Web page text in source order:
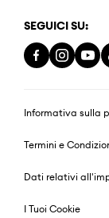
SEGUICI SU:
Informativa sulla
Termini e
Dati relativi
I Tuoi Cookie